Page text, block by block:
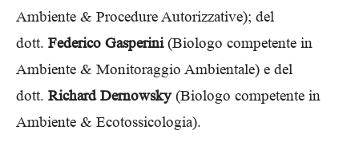
Ambiente & Procedure Autorizzative); del
dott. Federico Gasperini(Biologo competente in
Ambiente & Monitoraggio Ambientale) e del
dott. Richard Dernowsky(Biologo competente in
Ambiente & Ecotossicologia).